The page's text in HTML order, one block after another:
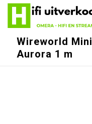
Wireworld Mini
Aurora 1 m